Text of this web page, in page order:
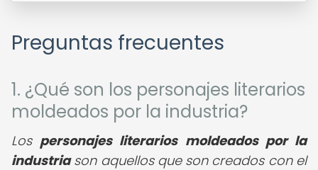
Preguntas frecuentes
1. ¿Qué son los personajes literarios
moldeados por la industria?
Los personajes literarios moldeados por la
industriason aquellos que son creados con el